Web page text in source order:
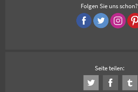
Folgen Sie uns schon?
Seite teilen: